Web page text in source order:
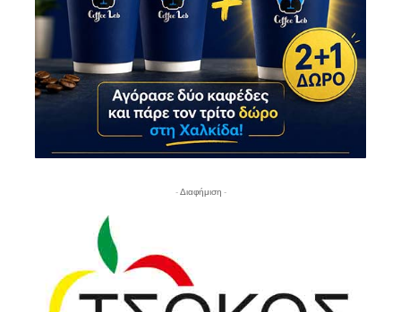
- Διαφήμιση -